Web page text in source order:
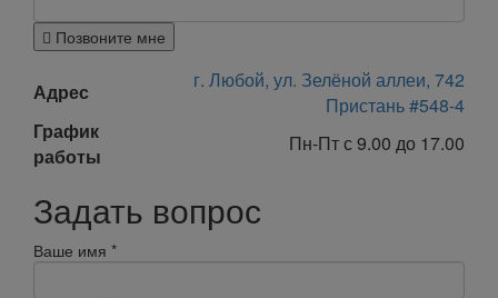
Позвоните мне
Адрес
г. Любой, ул. Зелёной аллеи, 742
Пристань #548-4
График
работы
Пн-Пт с 9.00 до 17.00
Задать вопрос
Ваше имя *